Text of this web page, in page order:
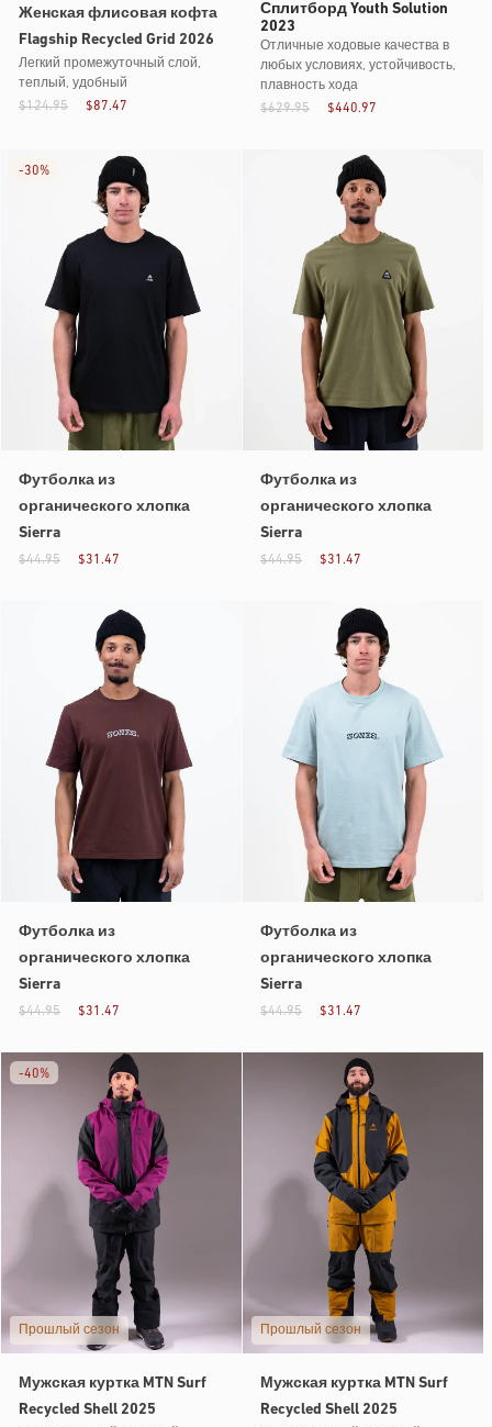
Женская флисовая кофта
Flagship Recycled Grid 2026
Легкий промежуточный слой,
теплый, удобный
$87.47
$124.95
Сплитборд Youth Solution
2023
Отличные ходовые качества в
любых условиях, устойчивость,
плавность хода
$440.97
$629.95
Футболка из
органического хлопка
Sierra
$31.47
$44.95
-30%
Футболка из
органического хлопка
Sierra
$31.47
$44.95
Футболка из
органического хлопка
Sierra
$31.47
$44.95
Футболка из
органического хлопка
Sierra
$31.47
$44.95
Прошлый сезон
Мужская куртка MTN Surf
Recycled Shell 2025
-40%
Прошлый сезон
Мужская куртка MTN Surf
Recycled Shell 2025